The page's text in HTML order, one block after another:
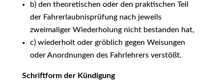
b) den theoretischen oder den praktischen Teil
der Fahrerlaubnisprüfung nach jeweils
zweimaliger Wiederholung nicht bestanden hat,
c) wiederholt oder gröblich gegen Weisungen
oder Anordnungen des Fahrlehrers verstößt.
Schriftform der Kündigung